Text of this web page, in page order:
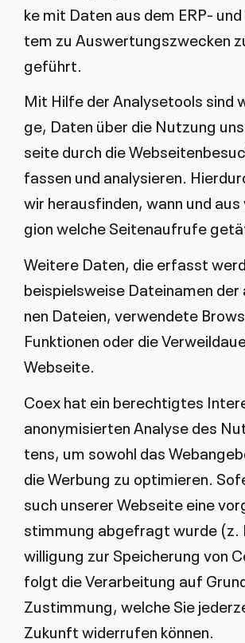
ke mit Da­ten aus dem ERP-
tem zu Aus­wer­tungs­zwe­cken
ge­führt.
Mit Hil­fe der Ana­ly­se­tools sind
ge, Da­ten über die Nut­zung
sei­te durch die
fas­sen und ana­ly­sie­ren.
wir her­aus­fin­den, wann und
gi­on wel­che Sei­ten­auf­ru­fe
Wei­te­re Da­ten, die er­fasst
bei­spiels­wei­se Da­tein­amen
nen Da­tei­en, ver­wen­de­te
Funk­tio­nen oder die
Web­sei­te.
Coex hat ein be­rech­tig­tes
an­ony­mi­sier­ten Ana­ly­se des
tens, um so­wohl das
die Wer­bung zu op­ti­mie­ren.
such un­se­rer Web­sei­te ei­ne
stim­mung ab­ge­fragt wur­de (z.
wil­li­gung zur Spei­che­rung von
folgt die Ver­ar­bei­tung auf
Zu­stim­mung, wel­che Sie
Zu­kunft wi­der­ru­fen kön­nen.